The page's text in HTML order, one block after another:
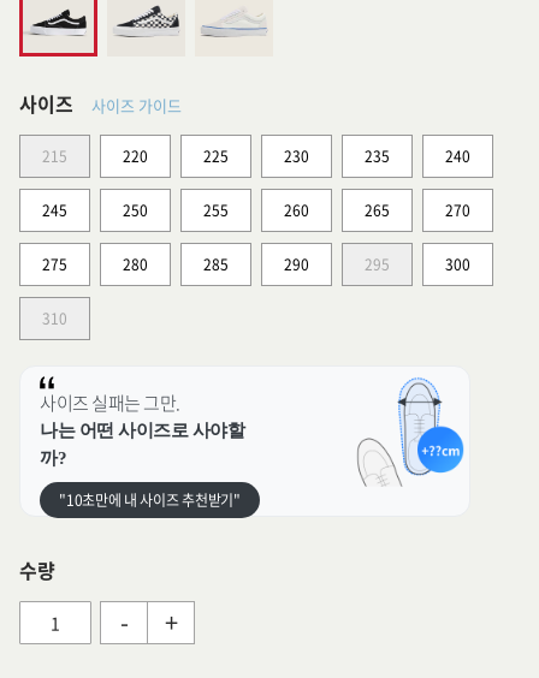
사이즈 사이즈 가이드
215 220 225 230 235 240
245 250 255 260 265 270
275 280 285 290 295 300
310
사이즈 실패는 그만.
나는 어떤 사이즈로 사야할
까?
"10초만에 내 사이즈 추천받기"
수량
- +